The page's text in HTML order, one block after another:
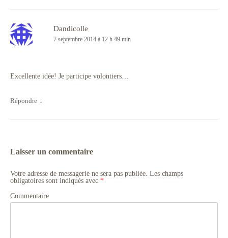
Dandicolle
7 septembre 2014 à 12 h 49 min
Excellente idée! Je participe volontiers…
Répondre ↓
Laisser un commentaire
Votre adresse de messagerie ne sera pas publiée. Les champs
obligatoires sont indiqués avec *
Commentaire